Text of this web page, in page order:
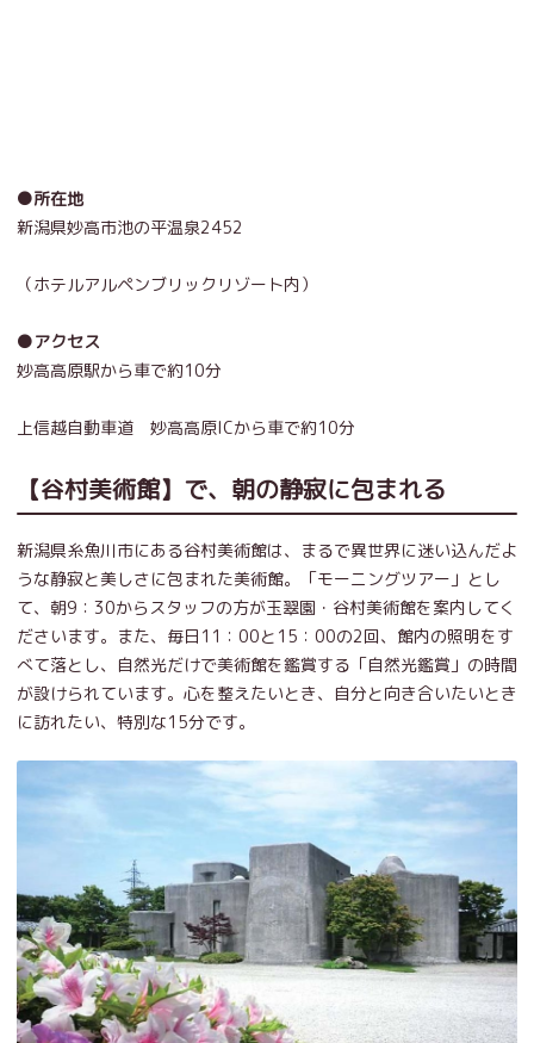
●所在地
新潟県妙高市池の平温泉2452
（ホテルアルペンブリックリゾート内）
●アクセス
妙高高原駅から車で約10分
上信越自動車道 妙高高原ICから車で約10分
【谷村美術館】で、朝の静寂に包まれる
新潟県糸魚川市にある谷村美術館は、まるで異世界に迷い込んだよ
うな静寂と美しさに包まれた美術館。「モーニングツアー」とし
て、朝9：30からスタッフの方が玉翠園・谷村美術館を案内してく
ださいます。また、毎日11：00と15：00の2回、館内の照明をす
べて落とし、自然光だけで美術館を鑑賞する「自然光鑑賞」の時間
が設けられています。心を整えたいとき、自分と向き合いたいとき
に訪れたい、特別な15分です。